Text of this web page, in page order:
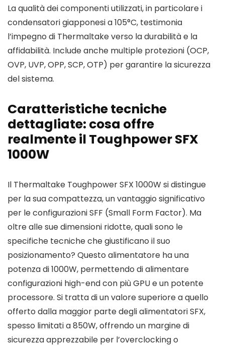
La qualità dei componenti utilizzati, in particolare i
condensatori giapponesi a 105°C, testimonia
l’impegno di Thermaltake verso la durabilità e la
affidabilità. Include anche multiple protezioni (OCP,
OVP, UVP, OPP, SCP, OTP) per garantire la sicurezza
del sistema.
Caratteristiche tecniche
dettagliate: cosa offre
realmente il Toughpower SFX
1000W
Il Thermaltake Toughpower SFX 1000W si distingue
per la sua compattezza, un vantaggio significativo
per le configurazioni SFF (Small Form Factor). Ma
oltre alle sue dimensioni ridotte, quali sono le
specifiche tecniche che giustificano il suo
posizionamento? Questo alimentatore ha una
potenza di 1000W, permettendo di alimentare
configurazioni high-end con più GPU e un potente
processore. Si tratta di un valore superiore a quello
offerto dalla maggior parte degli alimentatori SFX,
spesso limitati a 850W, offrendo un margine di
sicurezza apprezzabile per l’overclocking o